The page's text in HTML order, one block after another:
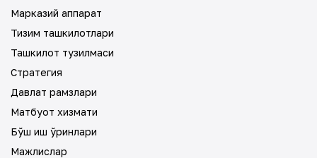
Марказий аппарат
Тизим ташкилотлари
Ташкилот тузилмаси
Стратегия
Давлат рамзлари
Матбуот хизмати
Бўш иш ўринлари
Мажлислар